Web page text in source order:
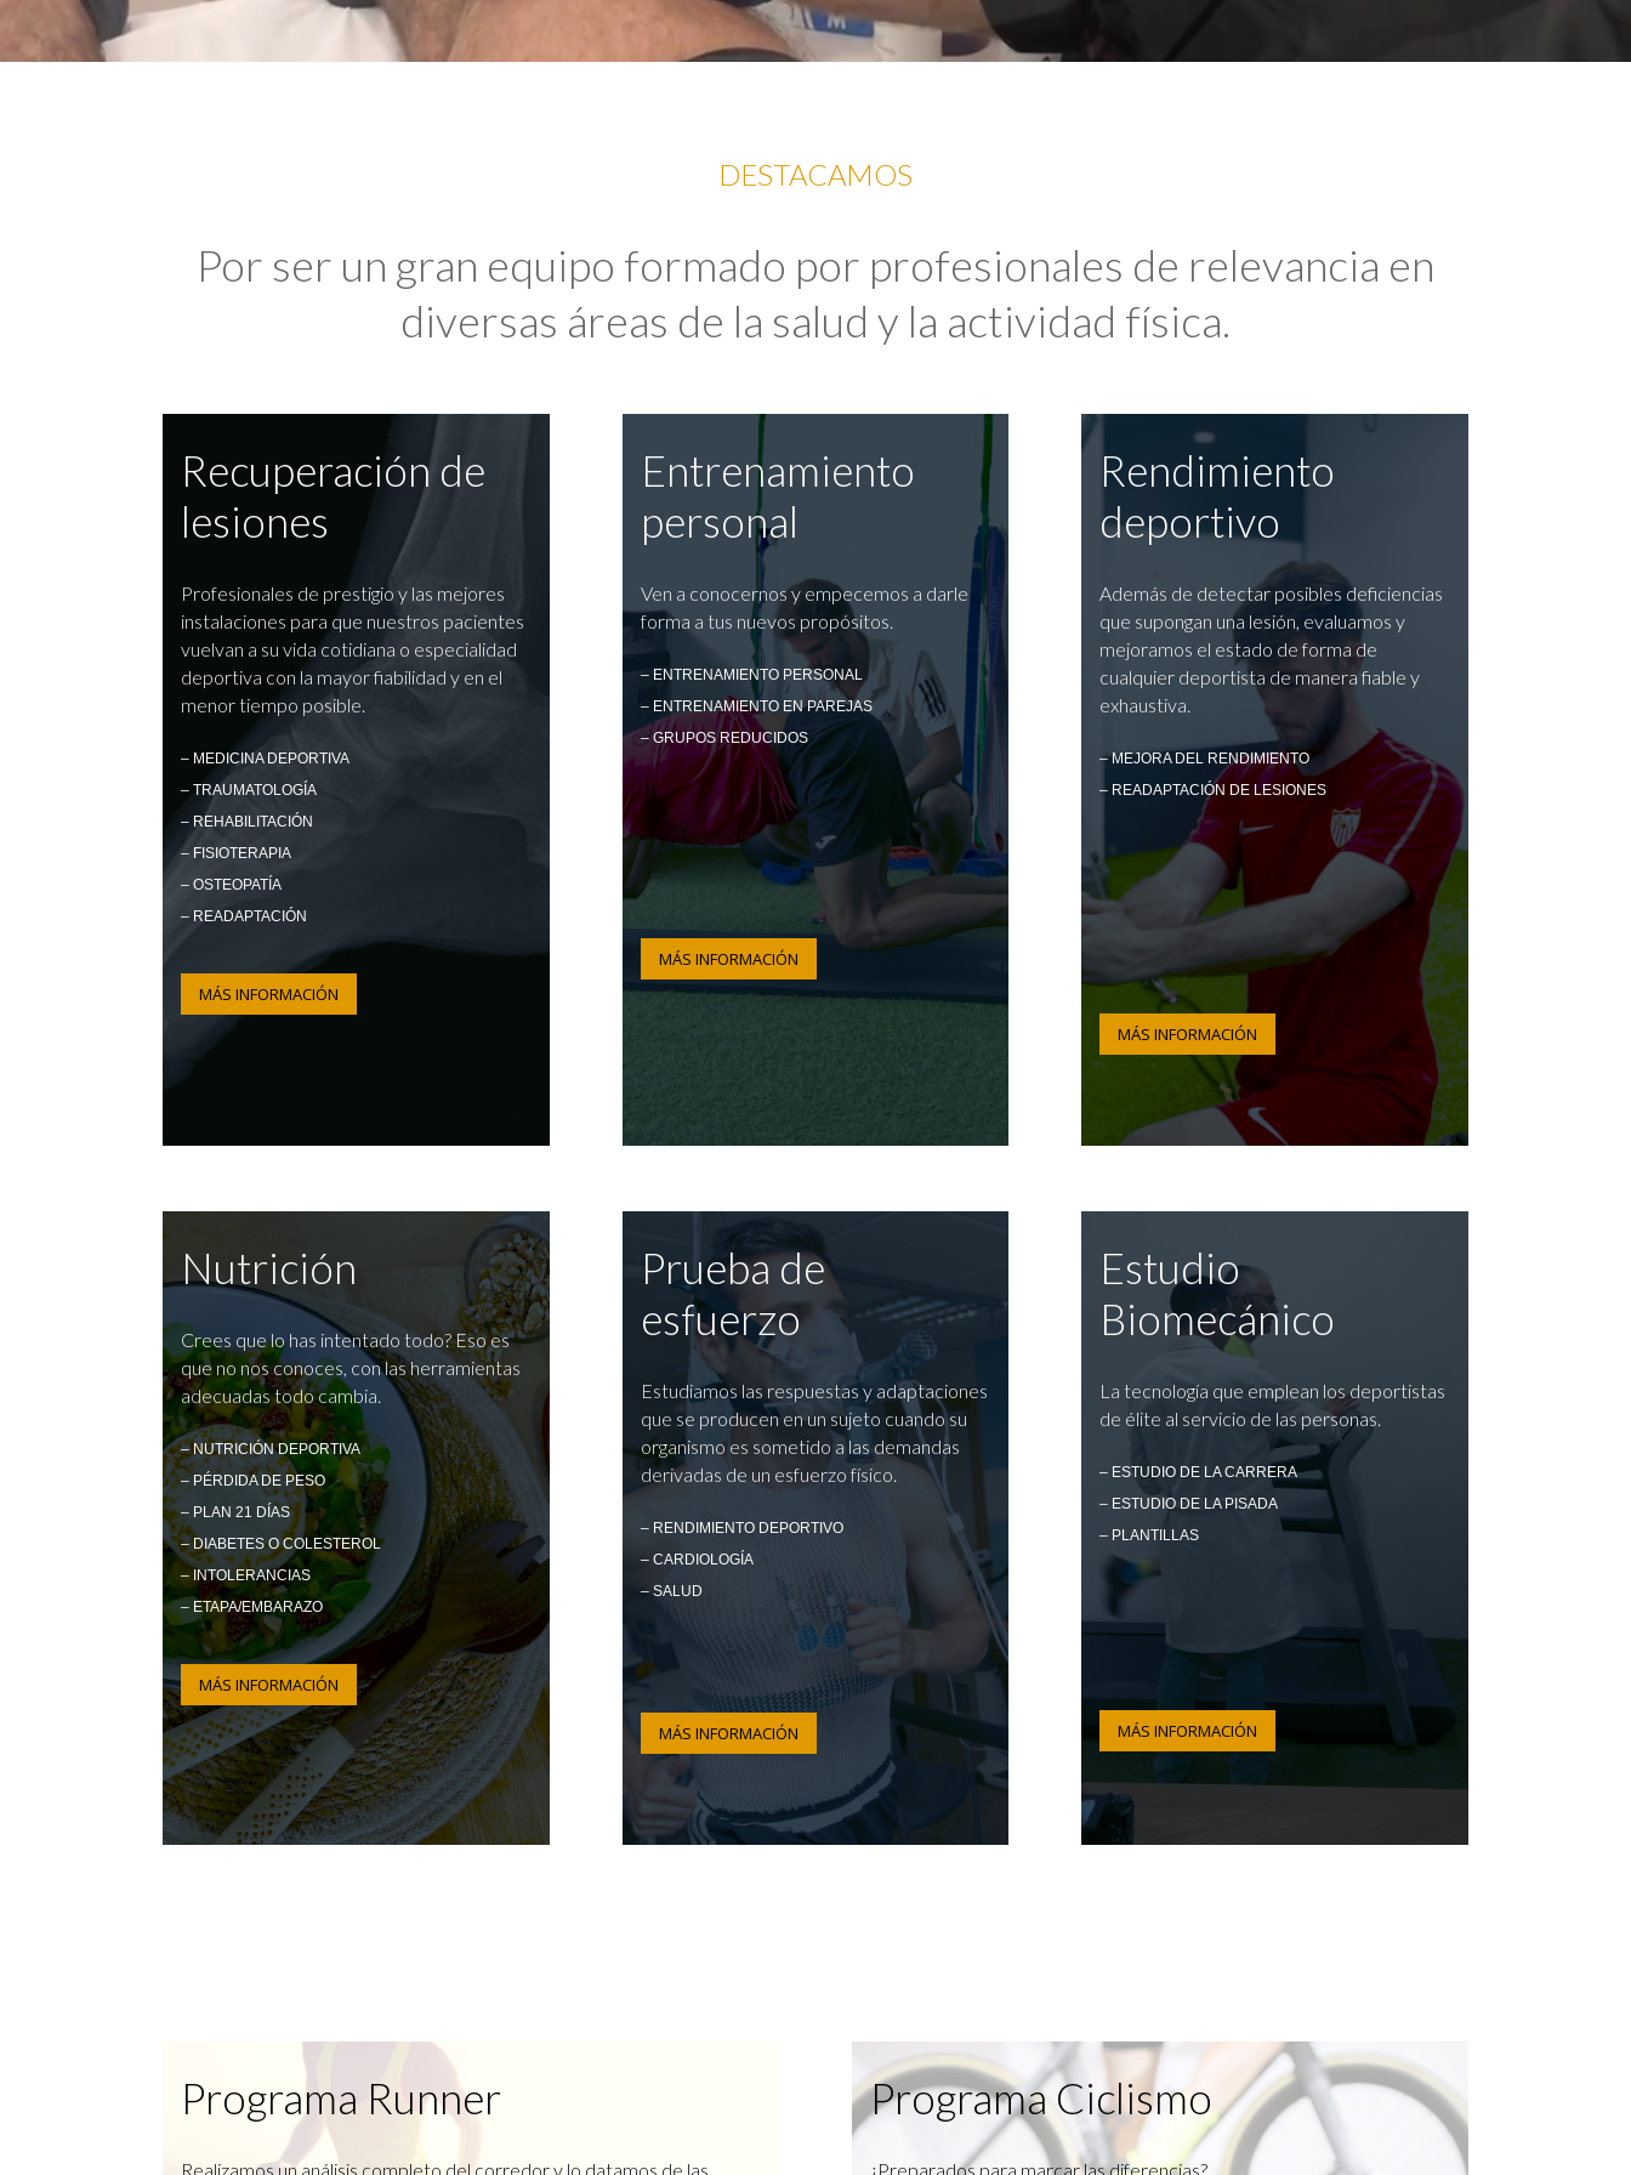
DESTACAMOS
Por ser un gran equipo formado por profesionales de relevancia en
diversas áreas de la salud y la actividad física.
Recuperación de
lesiones
Profesionales de prestigio y las mejores
instalaciones para que nuestros pacientes
vuelvan a su vida cotidiana o especialidad
deportiva con la mayor fiabilidad y en el
menor tiempo posible.
– MEDICINA DEPORTIVA
– TRAUMATOLOGÍA
– REHABILITACIÓN
– FISIOTERAPIA
– OSTEOPATÍA
– READAPTACIÓN
MÁS INFORMACIÓN
Entrenamiento
personal
Ven a conocernos y empecemos a darle
forma a tus nuevos propósitos.
– ENTRENAMIENTO PERSONAL
– ENTRENAMIENTO EN PAREJAS
– GRUPOS REDUCIDOS
MÁS INFORMACIÓN
Rendimiento
deportivo
Además de detectar posibles deficiencias
que supongan una lesión, evaluamos y
mejoramos el estado de forma de
cualquier deportista de manera fiable y
exhaustiva.
– MEJORA DEL RENDIMIENTO
– READAPTACIÓN DE LESIONES
MÁS INFORMACIÓN
Nutrición
Crees que lo has intentado todo? Eso es
que no nos conoces, con las herramientas
adecuadas todo cambia.
– NUTRICIÓN DEPORTIVA
– PÉRDIDA DE PESO
– PLAN 21 DÍAS
– DIABETES O COLESTEROL
– INTOLERANCIAS
– ETAPA/EMBARAZO
MÁS INFORMACIÓN
Prueba de
esfuerzo
Estudiamos las respuestas y adaptaciones
que se producen en un sujeto cuando su
organismo es sometido a las demandas
derivadas de un esfuerzo físico.
– RENDIMIENTO DEPORTIVO
– CARDIOLOGÍA
– SALUD
MÁS INFORMACIÓN
Estudio
Biomecánico
La tecnología que emplean los deportistas
de élite al servicio de las personas.
– ESTUDIO DE LA CARRERA
– ESTUDIO DE LA PISADA
– PLANTILLAS
MÁS INFORMACIÓN
Programa Runner
Realizamos un análisis completo del corredor y lo datamos de las
Programa Ciclismo
¿Preparados para marcar las diferencias?